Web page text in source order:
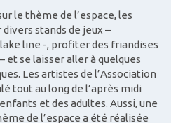
le thème de l’espace, les
stands de jeux –
line -, profiter des friandises
et se laisser aller à quelques
Les artistes de l’Association
tout au long de l’après midi
et des adultes. Aussi, une
de l’espace a été réalisée